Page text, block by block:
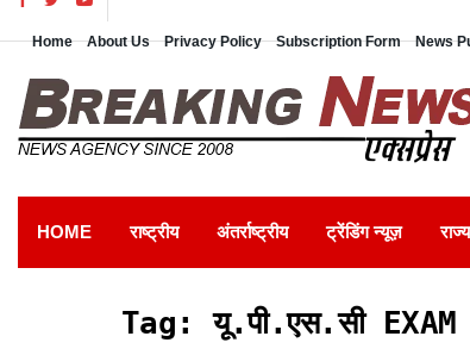
Home About Us Privacy Policy Subscription Form News
HOME राष्ट्रीय अंतर्राष्ट्रीय ट्रेंडिंग न्यूज़ राज्य
Tag:यू.पी.एस.सी EXAM